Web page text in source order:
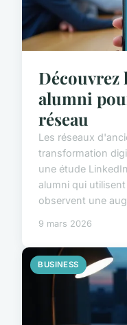
Découvrez
alumni
réseau
Les réseaux
transformation
une étude
alumni qui
observent une
9 mars 2026
BUSINESS